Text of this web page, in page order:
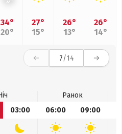
34°
20°
27°
15°
26°
13°
26°
14°
7/14
Ранок
03:00 06:00 09:00